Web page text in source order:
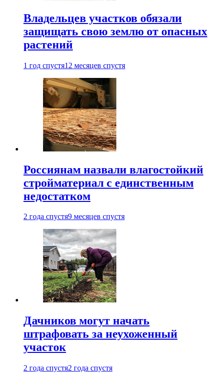
Владельцев участков обязали
защищать свою землю от опасных
растений
1 год спустя12 месяцев спустя
Россиянам назвали влагостойкий
стройматериал с единственным
недостатком
2 года спустя9 месяцев спустя
Дачников могут начать
штрафовать за неухоженный
участок
2 года спустя2 года спустя